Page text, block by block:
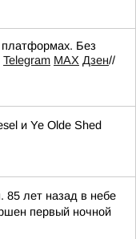
Без
Telegram MAX Дзен//
и Ye Olde Shed
85 лет назад в небе
первый ночной